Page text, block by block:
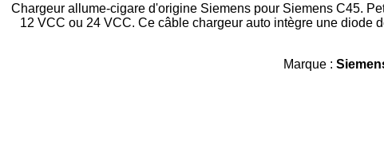
Chargeur allume-cigare d'origine Siemens pour Siemens C45.
12 VCC ou 24 VCC. Ce câble chargeur auto intègre une diode
Marque :